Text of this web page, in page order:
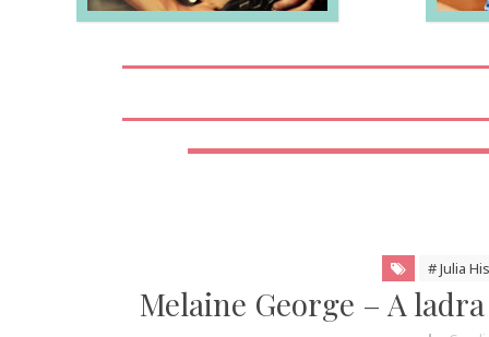
# Julia
Melaine George – A